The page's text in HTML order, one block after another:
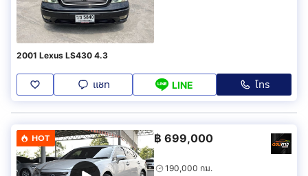
2001 Lexus LS430 4.3
แชท LINE โทร
HOT ฿ 699,000
190,000 กม.